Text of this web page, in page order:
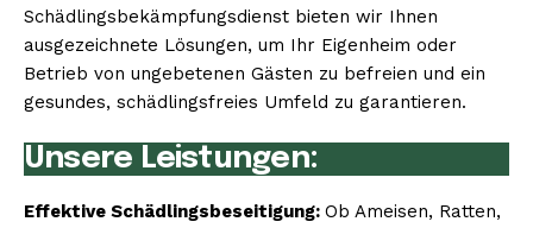
Schädlingsbekämpfungsdienst bieten wir Ihnen
ausgezeichnete Lösungen, um Ihr Eigenheim oder
Betrieb von ungebetenen Gästen zu befreien und ein
gesundes, schädlingsfreies Umfeld zu garantieren.
Unsere Leistungen:
Effektive Schädlingsbeseitigung: Ob Ameisen, Ratten,